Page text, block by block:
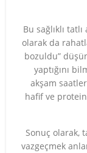
Bu sağlıklı
olarak da
bozuldu”
yaptığını
akşam
hafif ve
Sonuç olarak,
vazgeçmek